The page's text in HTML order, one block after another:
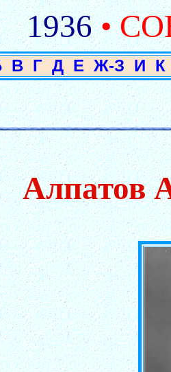
1936 •
В Г Д Е Ж-З И К
Алпатов